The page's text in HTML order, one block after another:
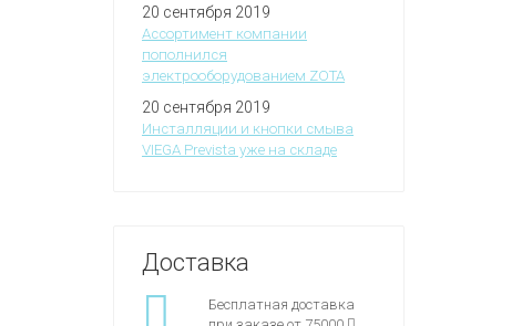
20 сентября 2019
Ассортимент компании
пополнился
электрооборудованием ZOTA
20 сентября 2019
Инсталляции и кнопки смыва
VIEGA Prevista уже на складе
Доставка
Бесплатная доставка